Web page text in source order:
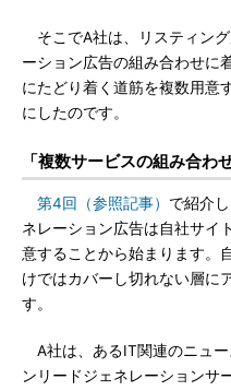
そこでA社は、リスティン
ーション広告の組み合わせに
にたどり着く道筋を複数用意
にしたのです。
「複数サービスの組み合わ
第4回（参照記事） で紹介
ネレーション広告は自社サイ
意することから始まります。
けではカバーし切れない層に
す。
A社は、あるIT関連のニュ
ンリードジェネレーションサ